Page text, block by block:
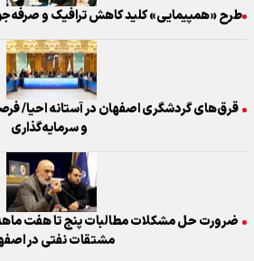
طرح «همپیمایی» کلید کاهش ترافیک و
قرق‌های گردشگری اصفهان در آستانه احیا/
و سرمایه‌گذاری
ضرورت حل مشکلات مطالبات پنج تا هفت ماهه
مشتقات نفتی در